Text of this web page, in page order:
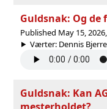
Guldsnak: Og de
Published May 15,
Værter: Dennis
Guldsnak: Kan